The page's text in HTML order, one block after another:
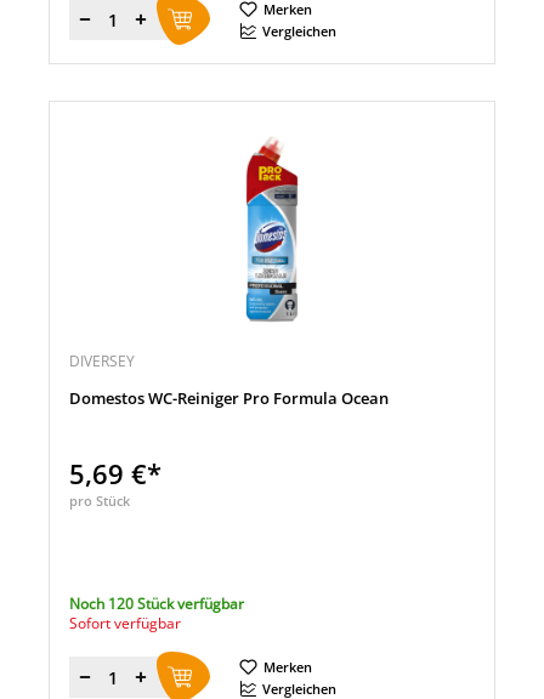
Menge
Merken
Vergleichen
DIVERSEY
Domestos WC-Reiniger Pro Formula Ocean
5,69 €*
pro Stück
Noch 120 Stück verfügbar
Sofort verfügbar
Menge
Merken
Vergleichen